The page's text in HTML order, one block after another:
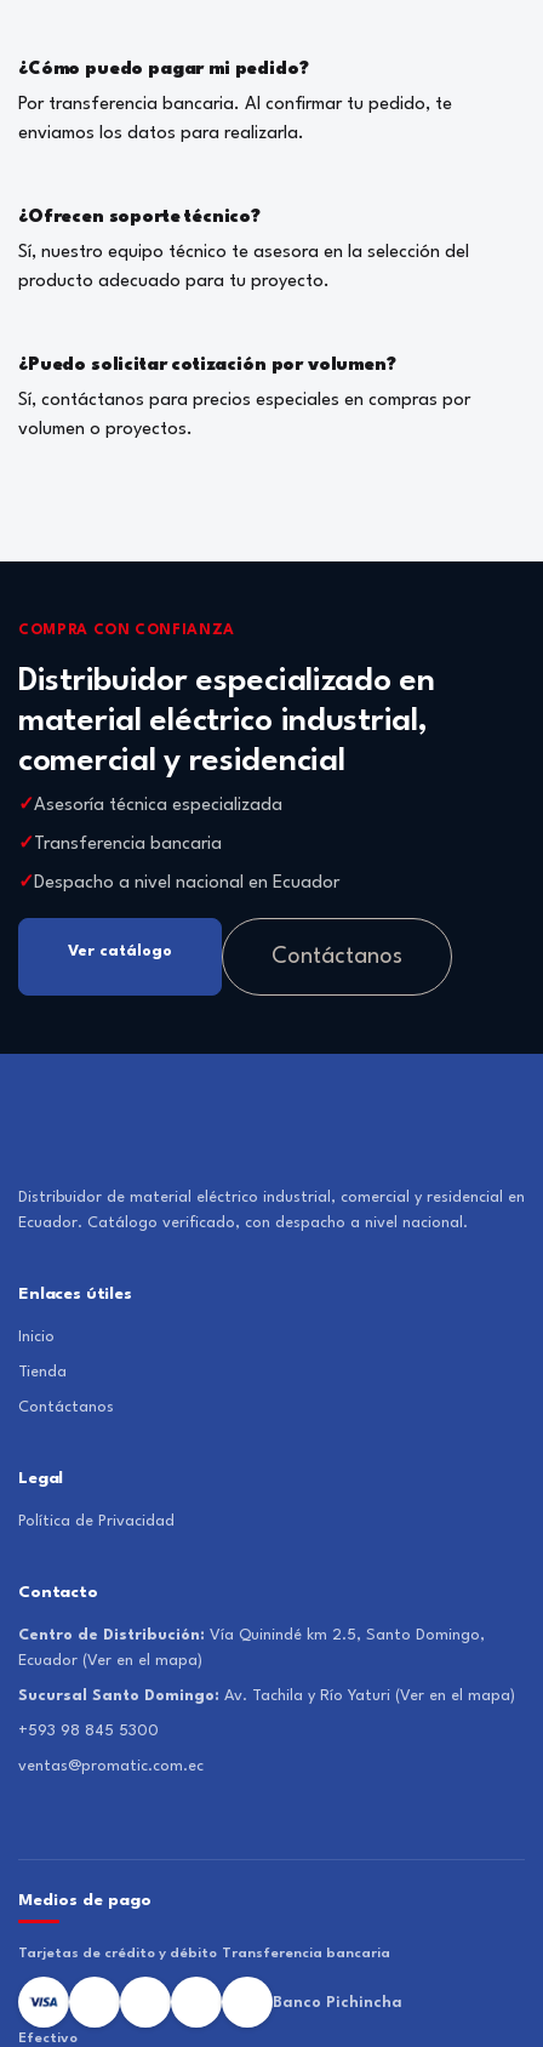
¿Cómo puedo pagar mi pedido?
Por transferencia bancaria. Al confirmar tu pedido, te
enviamos los datos para realizarla.
¿Ofrecen soporte técnico?
Sí, nuestro equipo técnico te asesora en la selección del
producto adecuado para tu proyecto.
¿Puedo solicitar cotización por volumen?
Sí, contáctanos para precios especiales en compras por
volumen o proyectos.
COMPRA CON CONFIANZA
Distribuidor especializado en
material eléctrico industrial,
comercial y residencial
Asesoría técnica especializada
Transferencia bancaria
Despacho a nivel nacional en Ecuador
Ver catálogo Contáctanos
Distribuidor de material eléctrico industrial, comercial y residencial en
Ecuador. Catálogo verificado, con despacho a nivel nacional.
Enlaces útiles
Inicio
Tienda
Contáctanos
Legal
Política de Privacidad
Contacto
Centro de Distribución: Vía Quinindé km 2.5, Santo Domingo,
Ecuador (Ver en el mapa)
Sucursal Santo Domingo: Av. Tachila y Río Yaturi (Ver en el mapa)
+593 98 845 5300
ventas@promatic.com.ec
Medios de pago
Tarjetas de crédito y débito Transferencia bancaria
Banco Pichincha
Efectivo